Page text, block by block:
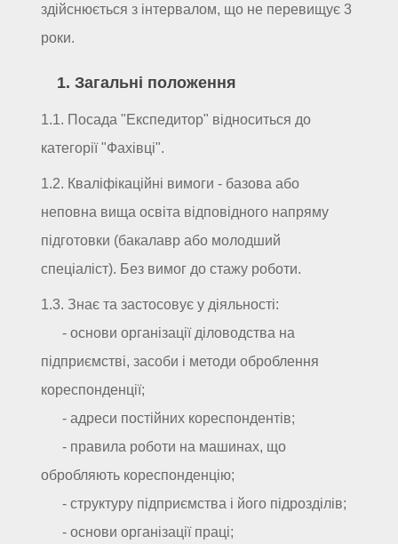
здійснюється з інтервалом, що не перевищує 3
роки.
1. Загальні положення
1.1. Посада "Експедитор" відноситься до
категорії "Фахівці".
1.2. Кваліфікаційні вимоги - базова або
неповна вища освіта відповідного напряму
підготовки (бакалавр або молодший
спеціаліст). Без вимог до стажу роботи.
1.3. Знає та застосовує у діяльності:
- основи організації діловодства на
підприємстві, засоби і методи оброблення
кореспонденції;
- адреси постійних кореспондентів;
- правила роботи на машинах, що
обробляють кореспонденцію;
- структуру підприємства і його підрозділів;
- основи організації праці;